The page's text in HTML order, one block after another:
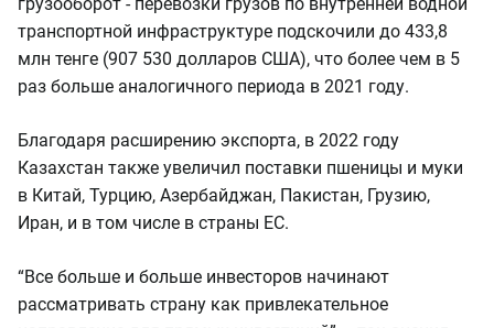
транспортной инфраструктуре подскочили до 433,8
млн тенге (907 530 долларов США), что более чем в 5
раз больше аналогичного периода в 2021 году.
Благодаря расширению экспорта, в 2022 году
Казахстан также увеличил поставки пшеницы и муки
в Китай, Турцию, Азербайджан, Пакистан, Грузию,
Иран, и в том числе в страны ЕС.
“Все больше и больше инвесторов начинают
рассматривать страну как привлекательное